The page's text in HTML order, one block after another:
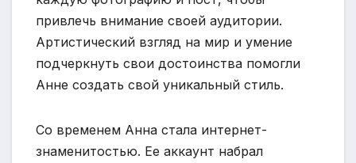
привлечь внимание своей аудитории.
Артистический взгляд на мир и умение
подчеркнуть свои достоинства помогли
Анне создать свой уникальный стиль.
Со временем Анна стала интернет-
знаменитостью. Ее аккаунт набрал